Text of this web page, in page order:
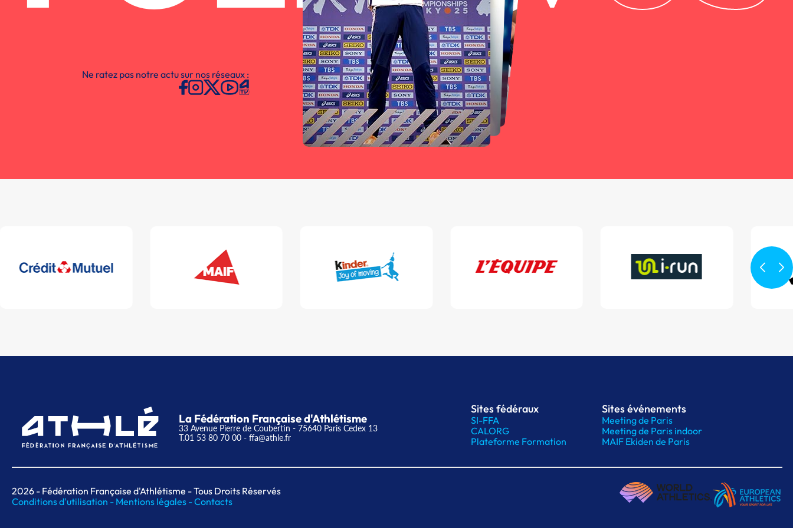
Ne ratez pas notre actu sur nos réseaux :
La Fédération Française d'Athlétisme
33 Avenue Pierre de Coubertin - 75640 Paris Cedex 13
T.01 53 80 70 00 - ffa@athle.fr
Sites fédéraux
SI-FFA
CALORG
Plateforme Formation
Sites événements
Meeting de Paris
Meeting de Paris indoor
MAIF Ekiden de Paris
2026 - Fédération Française d'Athlétisme - Tous Droits Réservés
Conditions d'utilisation - Mentions légales -Contacts